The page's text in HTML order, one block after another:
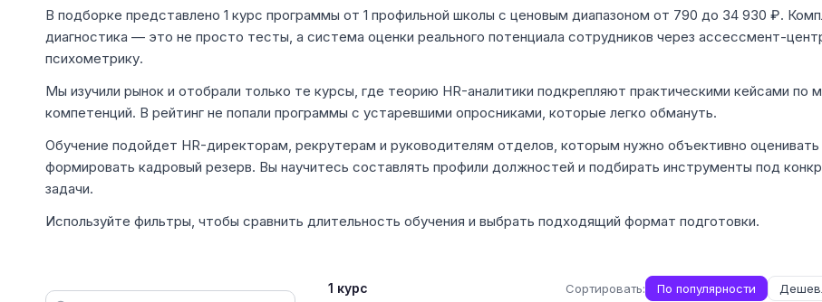
В подборке представлено 1 курс программы от 1 профильной школы с ценовым диапазоном от 790 до 34 930 ₽.
диагностика — это не просто тесты, а система оценки реального потенциала сотрудников через ассессмент-
психометрику.
Мы изучили рынок и отобрали только те курсы, где теорию HR-аналитики подкрепляют практическими кейсами по
компетенций. В рейтинг не попали программы с устаревшими опросниками, которые легко обмануть.
Обучение подойдет HR-директорам, рекрутерам и руководителям отделов, которым нужно объективно оценивать
формировать кадровый резерв. Вы научитесь составлять профили должностей и подбирать инструменты под
задачи.
Используйте фильтры, чтобы сравнить длительность обучения и выбрать подходящий формат подготовки.
1 курс Сортировать: По популярности